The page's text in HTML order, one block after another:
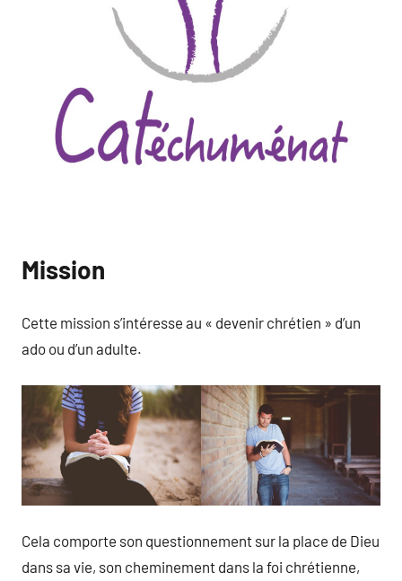
Mission
Cette mission s’intéresse au « devenir chrétien » d’un
ado ou d’un adulte.
Cela comporte son questionnement sur la place de Dieu
dans sa vie, son cheminement dans la foi chrétienne,